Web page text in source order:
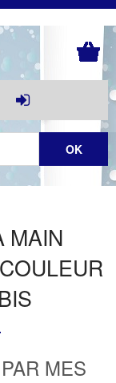
MAIN
MES